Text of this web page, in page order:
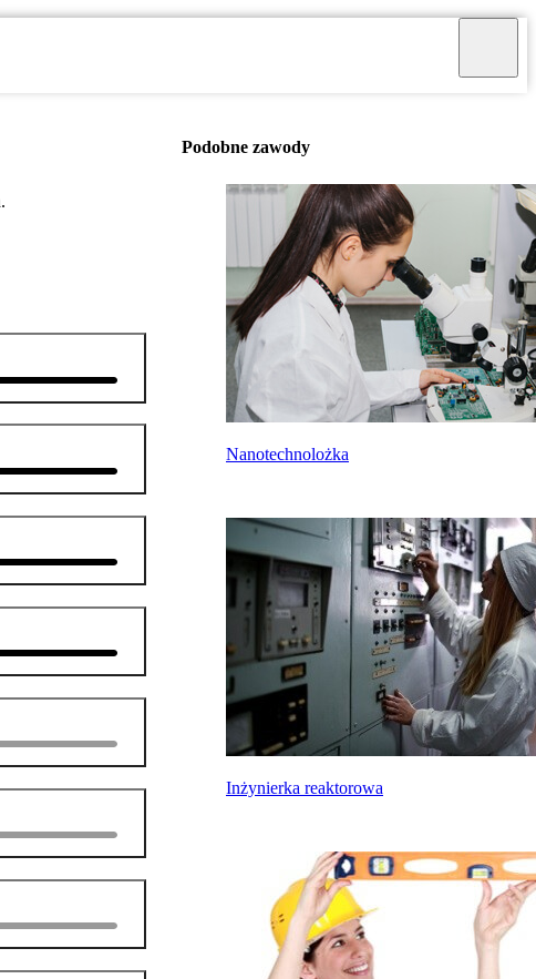
Podobne zawody
Nanotechnolożka
Inżynierka reaktorowa